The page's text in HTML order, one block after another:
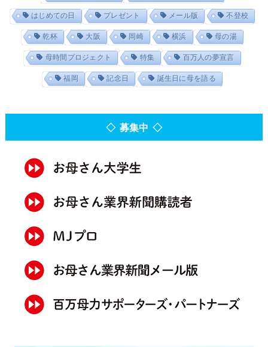
はじめての日 プレゼント メール版 不登校
乾杯 大阪 岡崎 横浜 母の湯
母時間プロジェクト 特集 百万人の夢宣言
福岡 記念日 誕生日に母を語る
◇ 募集中 ◇